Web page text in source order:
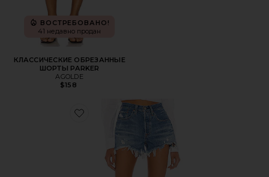
ВОСТРЕБОВАНО!
41 недавно продан
КЛАССИЧЕСКИЕ ОБРЕЗАННЫЕ
ШОРТЫ PARKER
AGOLDE
$158
Favorite ДЖИНСОВЫЕ ШОРТЫ 501 ORIGINAL